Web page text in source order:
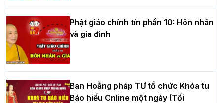
Hòa thượng Thích Quảng Tùng tái đắc
cử Trưởng BTS GHPGVN thành phố Hải
Phòng nhiệm kỳ 2026 – 2031
Phật giáo chính tín phần 10: Hôn nhân
và gia đình
Ban Hoằng pháp TƯ tổ chức Khóa tu
Báo hiếu Online một ngày (Tối